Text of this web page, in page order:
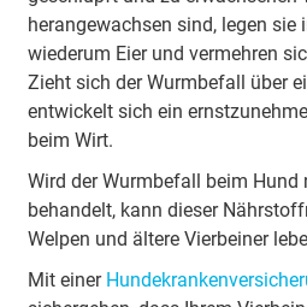
Häufige
herangewachsen sind, legen sie
wiederum Eier und vermehren
Zieht sich der Wurmbefall über
entwickelt sich ein
beim Wirt.
Wird der Wurmbefall beim Hund
behandelt, kann dieser
Welpen und ältere Vierbeiner
Mit einer